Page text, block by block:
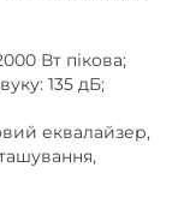
Вт пікова;
135 дБ;
еквалайзер,